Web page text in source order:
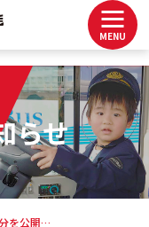
MENU
らせ
学科時限表9月分を公開しました。